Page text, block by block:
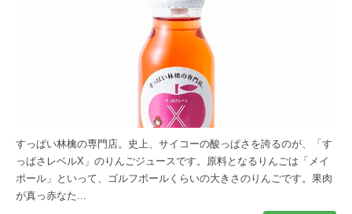
すっぱい林檎の専門店。史上、サイコーの酸っぱさを誇るのが、「す
っぱさレベルX」のりんごジュースです。原料となるりんごは「メイ
ポール」といって、ゴルフボールくらいの大きさのりんごです。果肉
が真っ赤なた...